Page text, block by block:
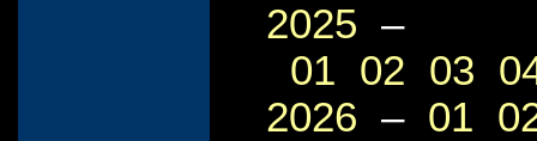
2025 –
01 02 03
2026 – 01